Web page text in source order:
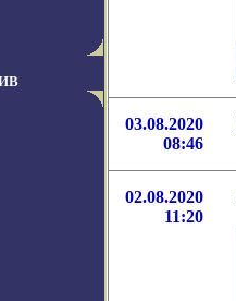
03.08.2020
08:46
02.08.2020
11:20